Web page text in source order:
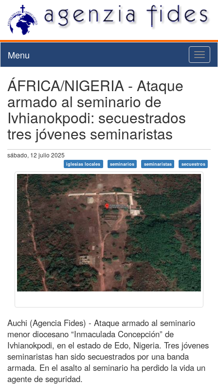
Menu
ÁFRICA/NIGERIA - Ataque
armado al seminario de
Ivhianokpodi: secuestrados
tres jóvenes seminaristas
sábado, 12 julio 2025
iglesias locales seminarios seminaristas secuestros
Auchi (Agencia Fides) - Ataque armado al seminario
menor diocesano “Inmaculada Concepción” de
Ivhianokpodi, en el estado de Edo, Nigeria. Tres jóvenes
seminaristas han sido secuestrados por una banda
armada. En el asalto al seminario ha perdido la vida un
agente de seguridad.